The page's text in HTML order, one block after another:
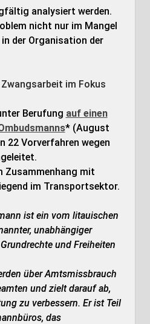
analysiert werden.
nicht nur im Mangel
der Organisation der
im Fokus
Berufung auf einen
* (August
22 Vorverfahren wegen
Zusammenhang mit
im Transportsektor.
ist ein vom litauischen
unabhängiger
und Freiheiten
über Amtsmissbrauch
und zielt darauf ab,
zu verbessern. Er ist Teil
das